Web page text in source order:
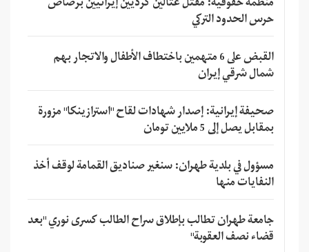
حرس الحدود التركي
القبض على 6 متهمين باختطاف الأطفال والاتجار بهم
شمال شرقي إيران
صحيفة إيرانية: إصدار شهادات لقاح "استرازينكا" مزورة
بمقابل يصل إلى 5 ملايين تومان
مسؤول في بلدية طهران: سنغير صناديق القمامة لوقف أخذ
النفايات منها
جامعة طهران تطالب بإطلاق سراح الطالب كسرى نوري "بعد
قضاء نصف العقوبة"